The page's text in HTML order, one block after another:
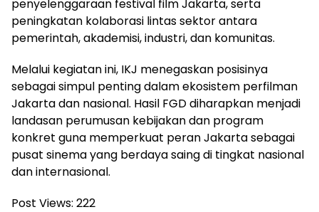
penyelenggaraan festival film Jakarta, serta
peningkatan kolaborasi lintas sektor antara
pemerintah, akademisi, industri, dan komunitas.
Melalui kegiatan ini, IKJ menegaskan posisinya
sebagai simpul penting dalam ekosistem perfilman
Jakarta dan nasional. Hasil FGD diharapkan menjadi
landasan perumusan kebijakan dan program
konkret guna memperkuat peran Jakarta sebagai
pusat sinema yang berdaya saing di tingkat nasional
dan internasional.
Post Views: 222